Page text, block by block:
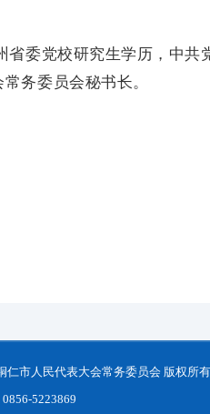
究生学历，中共党
秘书长。
仁市人民代表大会常务委员会 版权所有
5223869